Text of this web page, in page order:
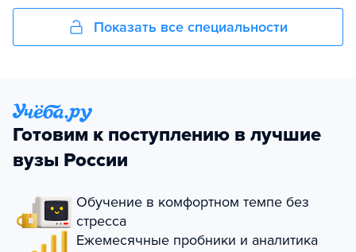
Показать все специальности
Готовим к поступлению в лучшие
вузы России
Обучение в комфортном темпе без
стресса
Ежемесячные пробники и аналитика